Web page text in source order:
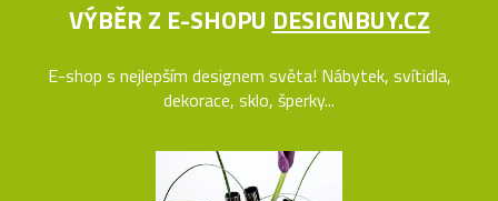
VÝBĚR Z E-SHOPU DESIGNBUY.CZ
E-shop s nejlepším designem světa! Nábytek, svítidla,
dekorace, sklo, šperky...